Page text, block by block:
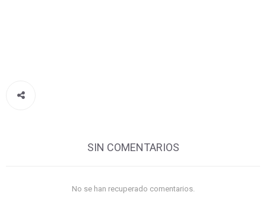
SIN COMENTARIOS
No se han recuperado comentarios.